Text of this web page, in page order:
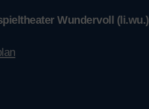
Wundervoll (li.wu.)